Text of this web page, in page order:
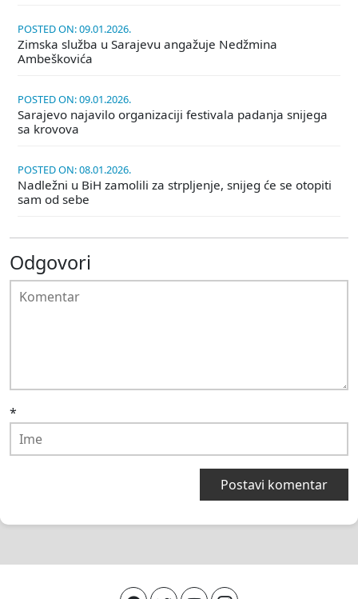
POSTED ON: 09.01.2026.
Zimska služba u Sarajevu angažuje Nedžmina
Ambeškovića
POSTED ON: 09.01.2026.
Sarajevo najavilo organizaciji festivala padanja snijega
sa krovova
POSTED ON: 08.01.2026.
Nadležni u BiH zamolili za strpljenje, snijeg će se otopiti
sam od sebe
Odgovori
*